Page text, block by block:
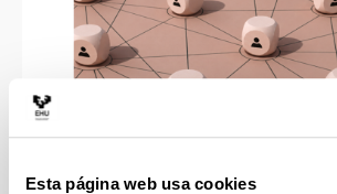
Esta página web usa cookies